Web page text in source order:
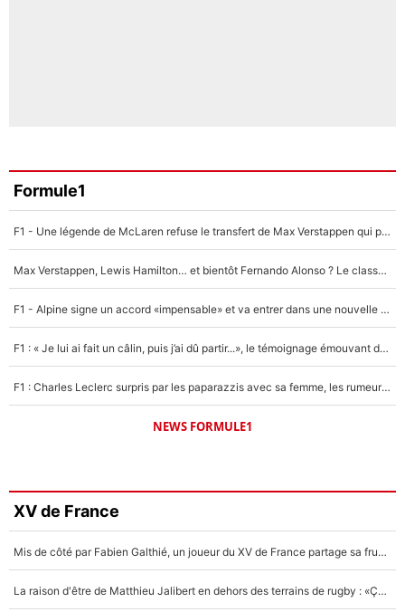
Formule1
F1 - Une légende de McLaren refuse le transfert de Max Verstappen qui pourrait «faire des vagues» et plomber l'ambiance dans l'équipe
Max Verstappen, Lewis Hamilton… et bientôt Fernando Alonso ? Le classement des pilotes les mieux payés en Formule 1 risque de changer !
F1 - Alpine signe un accord «impensable» et va entrer dans une nouvelle dimension : Grande nouvelle pour Pierre Gasly !
F1 : « Je lui ai fait un câlin, puis j’ai dû partir...», le témoignage émouvant de Max Verstappen sur sa fille
F1 : Charles Leclerc surpris par les paparazzis avec sa femme, les rumeurs étaient vraies !
NEWS FORMULE1
XV de France
Mis de côté par Fabien Galthié, un joueur du XV de France partage sa frustration : «ils ne me l’ont pas dit tout de suite»
La raison d'être de Matthieu Jalibert en dehors des terrains de rugby : «Ça m'atteint autant que si tu touches à un membre de ma famille»